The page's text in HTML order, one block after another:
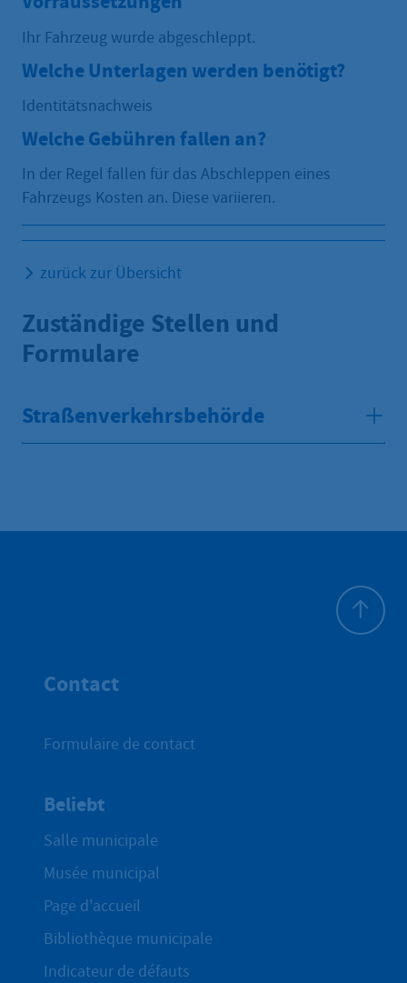
Ihr Fahrzeug wurde abgeschleppt.
Welche Unterlagen werden benötigt?
Identitätsnachweis
Welche Gebühren fallen an?
In der Regel fallen für das Abschleppen eines
Fahrzeugs Kosten an. Diese variieren.
zurück zur Übersicht
Zuständige Stellen und
Formulare
Straßenverkehrsbehörde
Contact
Formulaire de contact
Beliebt
Salle municipale
Musée municipal
Page d'accueil
Bibliothèque municipale
Indicateur de défauts